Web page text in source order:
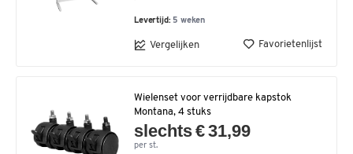
Levertijd: 5 weken
Vergelijken Favorietenlijst
Wielenset voor verrijdbare kapstok
Montana, 4 stuks
slechts € 31,99
per st.